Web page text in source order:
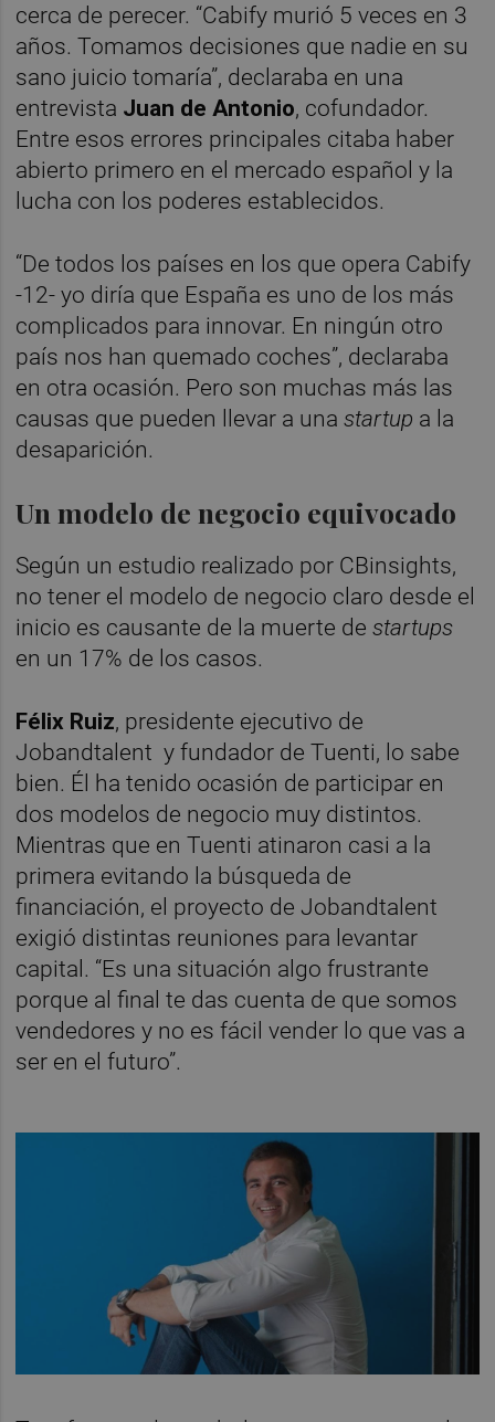
cerca de perecer. “Cabify murió 5 veces en 3
años. Tomamos decisiones que nadie en su
sano juicio tomaría”, declaraba en una
entrevista Juan de Antonio, cofundador.
Entre esos errores principales citaba haber
abierto primero en el mercado español y la
lucha con los poderes establecidos.
“De todos los países en los que opera Cabify
-12- yo diría que España es uno de los más
complicados para innovar. En ningún otro
país nos han quemado coches”, declaraba
en otra ocasión. Pero son muchas más las
causas que pueden llevar a unastartup a la
desaparición.
Un modelo de negocio equivocado
Según un estudio realizado por CBinsights,
no tener el modelo de negocio claro desde el
inicio es causante de la muerte destartups
en un 17% de los casos.
Félix Ruiz, presidente ejecutivo de
Jobandtalent y fundador de Tuenti, lo sabe
bien. Él ha tenido ocasión de participar en
dos modelos de negocio muy distintos.
Mientras que en Tuenti atinaron casi a la
primera evitando la búsqueda de
financiación, el proyecto de Jobandtalent
exigió distintas reuniones para levantar
capital. “Es una situación algo frustrante
porque al final te das cuenta de que somos
vendedores y no es fácil vender lo que vas a
ser en el futuro”.